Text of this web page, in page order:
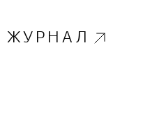
ЖУРНАЛ